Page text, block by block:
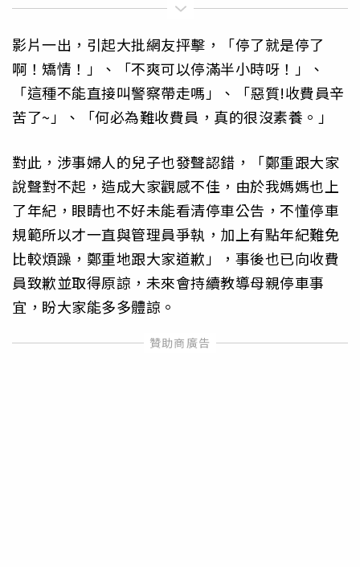
影片一出，引起大批網友抨擊，「停了就是停了
啊！矯情！」、「不爽可以停滿半小時呀！」、
「這種不能直接叫警察帶走嗎」、「惡質!收費員辛
苦了~」、「何必為難收費員，真的很沒素養。」
對此，涉事婦人的兒子也發聲認錯，「鄭重跟大家
說聲對不起，造成大家觀感不佳，由於我媽媽也上
了年紀，眼睛也不好未能看清停車公告，不懂停車
規範所以才一直與管理員爭執，加上有點年紀難免
比較煩躁，鄭重地跟大家道歉」，事後也已向收費
員致歉並取得原諒，未來會持續教導母親停車事
宜，盼大家能多多體諒。